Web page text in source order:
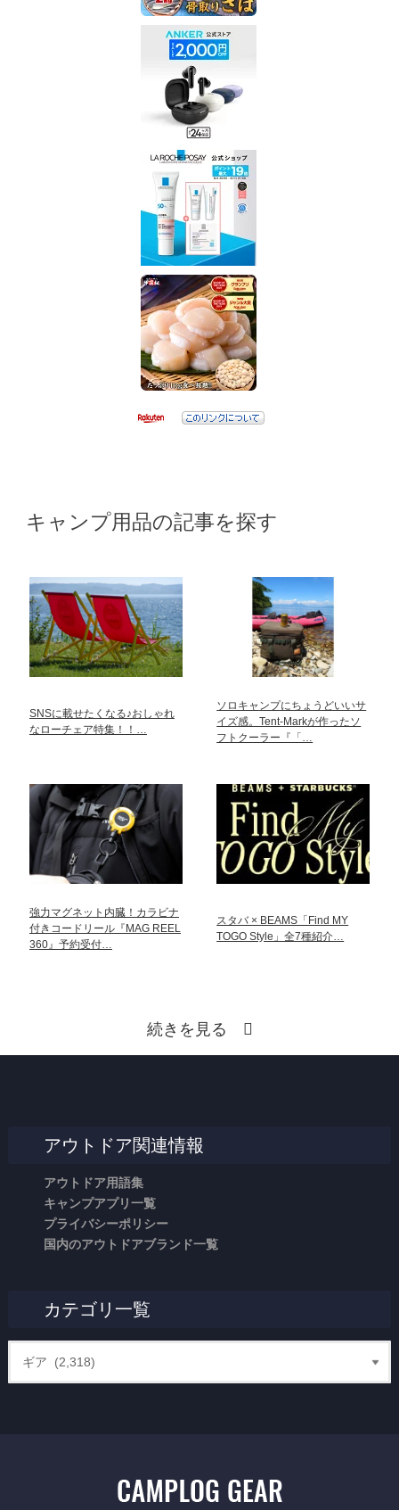
キャンプ用品の記事を探す
SNSに載せたくなる♪おしゃれ
なローチェア特集！！…
ソロキャンプにちょうどいいサ
イズ感。Tent-Markが作ったソ
フトクーラー『「…
強力マグネット内臓！カラビナ
付きコードリール『MAG REEL
360』予約受付…
スタバ × BEAMS「Find MY
TOGO Style」全7種紹介…
続きを見る
アウトドア関連情報
アウトドア用語集
キャンプアプリ一覧
プライバシーポリシー
国内のアウトドアブランド一覧
カテゴリ一覧